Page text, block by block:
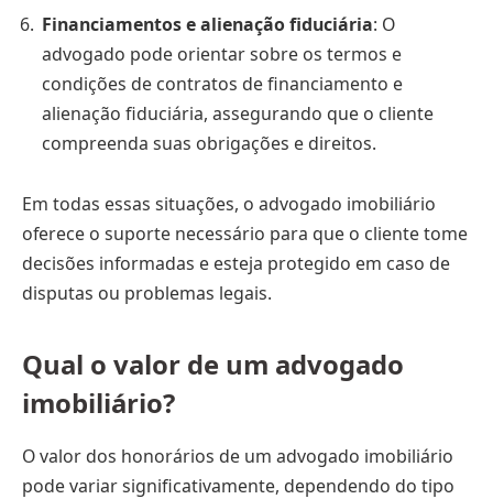
Financiamentos e alienação fiduciária: O
advogado pode orientar sobre os termos e
condições de contratos de financiamento e
alienação fiduciária, assegurando que o cliente
compreenda suas obrigações e direitos.
Em todas essas situações, o advogado imobiliário
oferece o suporte necessário para que o cliente tome
decisões informadas e esteja protegido em caso de
disputas ou problemas legais.
Qual o valor de um advogado
imobiliário?
O valor dos honorários de um advogado imobiliário
pode variar significativamente, dependendo do tipo